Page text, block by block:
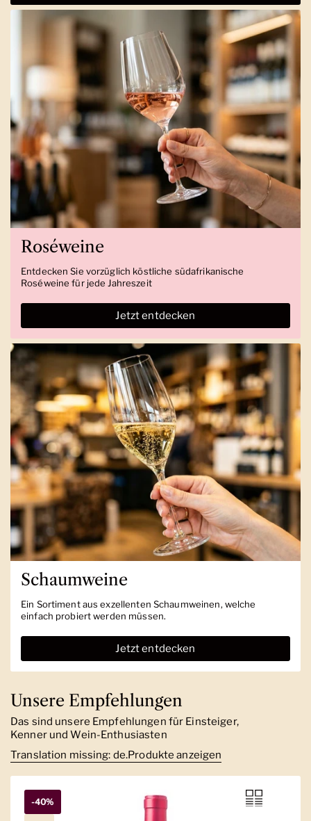
Roséweine
Entdecken Sie vorzüglich köstliche südafrikanische
Roséweine für jede Jahreszeit
Jetzt entdecken
Schaumweine
Ein Sortiment aus exzellenten Schaumweinen, welche
einfach probiert werden müssen.
Jetzt entdecken
Unsere Empfehlungen
Das sind unsere Empfehlungen für Einsteiger,
Kenner und Wein-Enthusiasten
Translation missing: de.Produkte anzeigen
-40%